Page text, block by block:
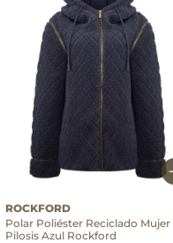
ROCKFORD
Polar Poliéster Reciclado Mujer
Pilosis Azul Rockford